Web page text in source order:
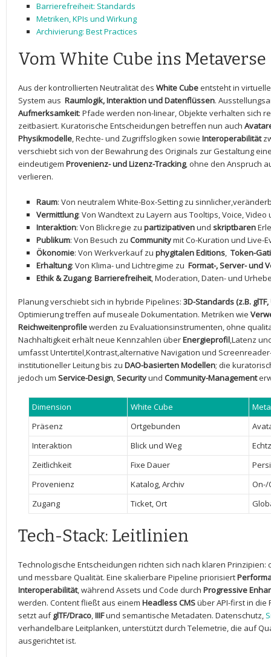
Barrierefreiheit: ⁣Standards
Metriken, KPIs und Wirkung
Archivierung: Best Practices
Vom⁣ White Cube ins​ Metaverse
Aus⁤ der kontrollierten Neutralität‌ des White Cube‍entsteht‌ in
System aus ⁣ Raumlogik,‍ Interaktion und Datenflüssen.
Aufmerksamkeit: Pfade werden non-linear, Objekte verhalten sich
zeitbasiert. Kuratorische Entscheidungen betreffen⁢ nun auch
Physikmodelle, Rechte- ⁢und ‍Zugriffslogiken sowie Interoperabilität
verschiebt sich von ​der Bewahrung des Originals zur ​Gestaltung
eindeutigem Provenienz- und Lizenz-Tracking, ohne ⁣den Anspruch
verlieren.
Raum: Von neutralem White-Box-Setting zu
Vermittlung: Von Wandtext‌ zu Layern ‍aus Tooltips,⁢ Voice, Video‌
Interaktion: Von Blickregie zu partizipativenund skriptbaren
Publikum: Von Besuch​ zu Community‍mit Co-Kuration und Live-
Ökonomie: Von‍ Werkverkauf zu phygitalen⁢ Editions, ⁣ Token-
Erhaltung: Von Klima- und Lichtregime zu ‌ Format-, Server- und
Ethik​ & ⁤Zugang: Barrierefreiheit, Moderation, Daten- und
Planung ⁢verschiebt sich ‌in hybride Pipelines: 3D-Standards⁣ (z.B. glTF,
Optimierung​ treffen auf museale Dokumentation. Metriken⁤ wie
Reichweitenprofilewerden zu⁤ Evaluationsinstrumenten, ohne
Nachhaltigkeit ⁢erhält⁢ neue Kennzahlen​ überEnergieprofil,Latenz
⁣umfasst ​Untertitel,Kontrast,alternative⁢ Navigation und
institutioneller ‌Leitung bis zu DAO-basierten Modellen; die
jedoch um Service-Design,Securityund Community-Management
Dimension White Cube
Präsenz
Ortgebunden
Interaktion
Blick⁤ und Weg
Zeitlichkeit
Fixe Dauer
Provenienz
Katalog, Archiv
On-/
Zugang
Ticket, Ort
Tech-Stack: Leitlinien
Technologische Entscheidungen richten sich nach ‍klaren
und messbare Qualität. Eine skalierbare Pipeline ‍priorisiert
Interoperabilität, während Assets ‌und Code durch Progressive
werden.‍ Content fließt aus einem Headless CMSüber API-first in die
setzt ‌aufglTF/Draco,IIIFund ⁤semantische‌ Metadaten.‍ Datenschutz,
⁣verhandelbare Leitplanken, unterstützt durch Telemetrie, ⁢die auf
⁤ausgerichtet ist.